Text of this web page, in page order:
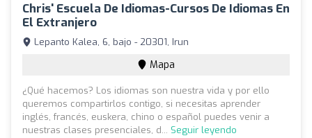
Chris' Escuela De Idiomas-Cursos De Idiomas En
El Extranjero
Lepanto Kalea, 6, bajo - 20301, Irun
Mapa
¿Qué hacemos? Los idiomas son nuestra vida y por ello
queremos compartirlos contigo, si necesitas aprender
inglés, francés, euskera, chino o español puedes venir a
nuestras clases presenciales, d... Seguir leyendo